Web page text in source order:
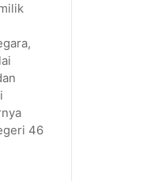
46